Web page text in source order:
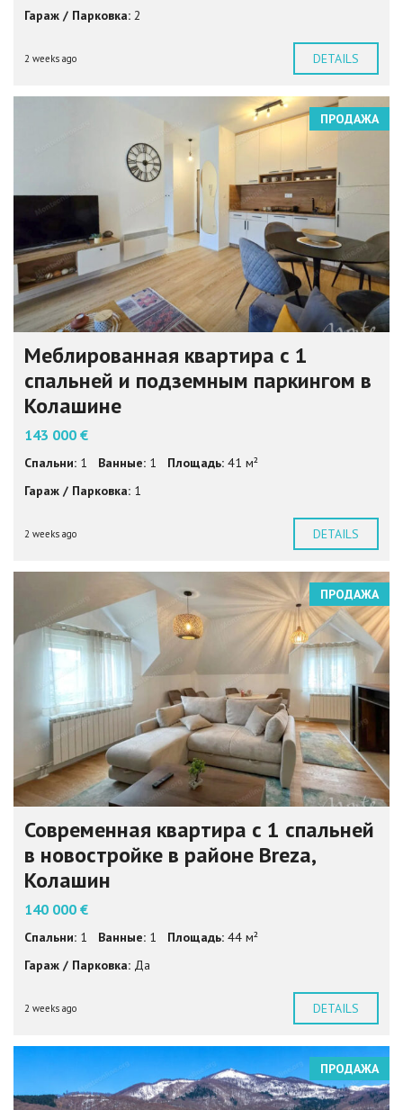
Гараж / Парковка: 2
2 weeks ago DETAILS
ПРОДАЖА
Меблированная квартира с 1
спальней и подземным паркингом в
Колашине
143 000 €
Спальни: 1 Ванные: 1 Площадь: 41 м²
Гараж / Парковка: 1
2 weeks ago DETAILS
ПРОДАЖА
Современная квартира с 1 спальней
в новостройке в районе Breza,
Колашин
140 000 €
Спальни: 1 Ванные: 1 Площадь: 44 м²
Гараж / Парковка: Да
2 weeks ago DETAILS
ПРОДАЖА